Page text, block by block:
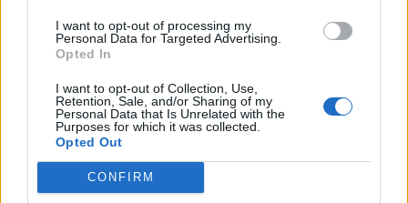
I want to opt-out of processing my
Personal Data for Targeted Advertising.
Opted In
I want to opt-out of Collection, Use,
Retention, Sale, and/or Sharing of my
Personal Data that Is Unrelated with the
Purposes for which it was collected.
Opted Out
CONFIRM
Covid : portez-vous le masque dans les transports en
commun ?
26 octobre 2022
My Favorites